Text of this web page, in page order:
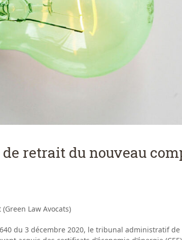
de retrait du nouveau
Law Avocats)
du 3 décembre 2020, le tribunal administratif de